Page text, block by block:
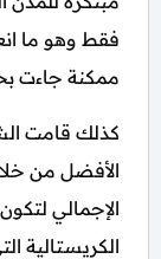
فقط وهو ما
ممكنة جاءت بحوالي 40 فدان لتحقق
كذلك قامت
الأفضل من
الإجمالي
الكريستالية